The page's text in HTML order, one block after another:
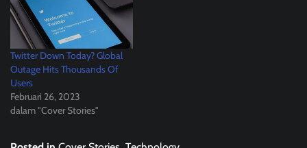
Twitter Down Today? Global
Outage Hits Thousands Of
Users
Februari 26, 2023
dalam "Cover Stories"